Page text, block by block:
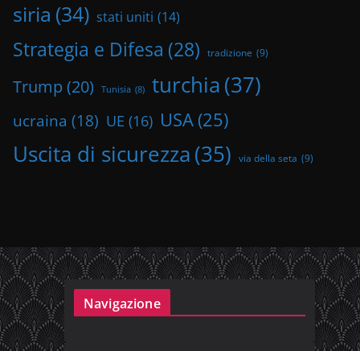
siria (34) stati uniti (14)
Strategia e Difesa (28) tradizione (9)
Trump (20) Tunisia (8) turchia(37)
ucraina (18) UE (16) USA (25)
Uscita di sicurezza(35) via della seta (9)
Navigazione